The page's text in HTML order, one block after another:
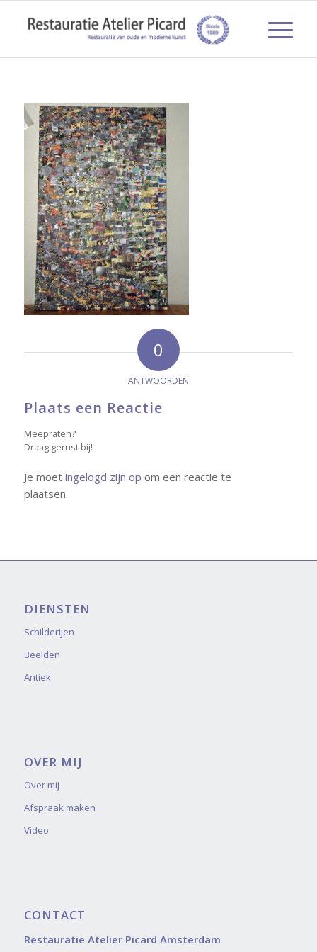
0
ANTWOORDEN
Plaats een Reactie
Meepraten?
Draag gerust bij!
Je moet ingelogd zijn op om een reactie te
plaatsen.
DIENSTEN
Schilderijen
Beelden
Antiek
OVER MIJ
Over mij
Afspraak maken
Video
CONTACT
Restauratie Atelier Picard Amsterdam